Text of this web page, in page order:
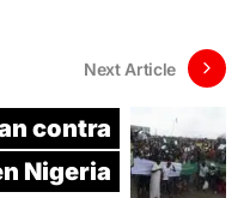
Next Article
contra
Nigeria